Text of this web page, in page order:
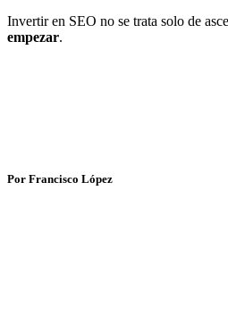
Invertir en SEO no se trata solo de
empezar.
Por Francisco López